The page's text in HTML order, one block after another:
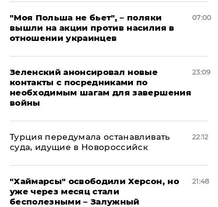
"Моя Польша не бьет", – поляки
вышли на акции против насилия в
отношении украинцев
07:00
Зеленский анонсировал новые
контакты с посредниками по
необходимым шагам для завершения
войны
23:09
Турция передумала останавливать
суда, идущие в Новороссийск
22:12
"Хаймарсы" освободили Херсон, но
уже через месяц стали
бесполезными – Залужный
21:48